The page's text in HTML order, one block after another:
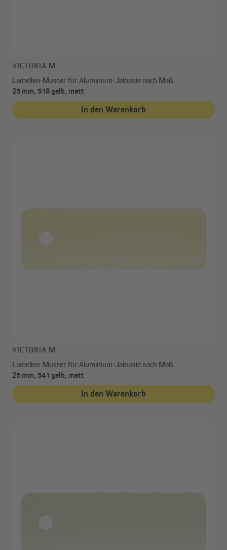
VICTORIA M
Lamellen-Muster für Aluminium-Jalousie nach Maß
25 mm, 518 gelb, matt
In den Warenkorb
VICTORIA M
Lamellen-Muster für Aluminium-Jalousie nach Maß
25 mm, 541 gelb, matt
In den Warenkorb